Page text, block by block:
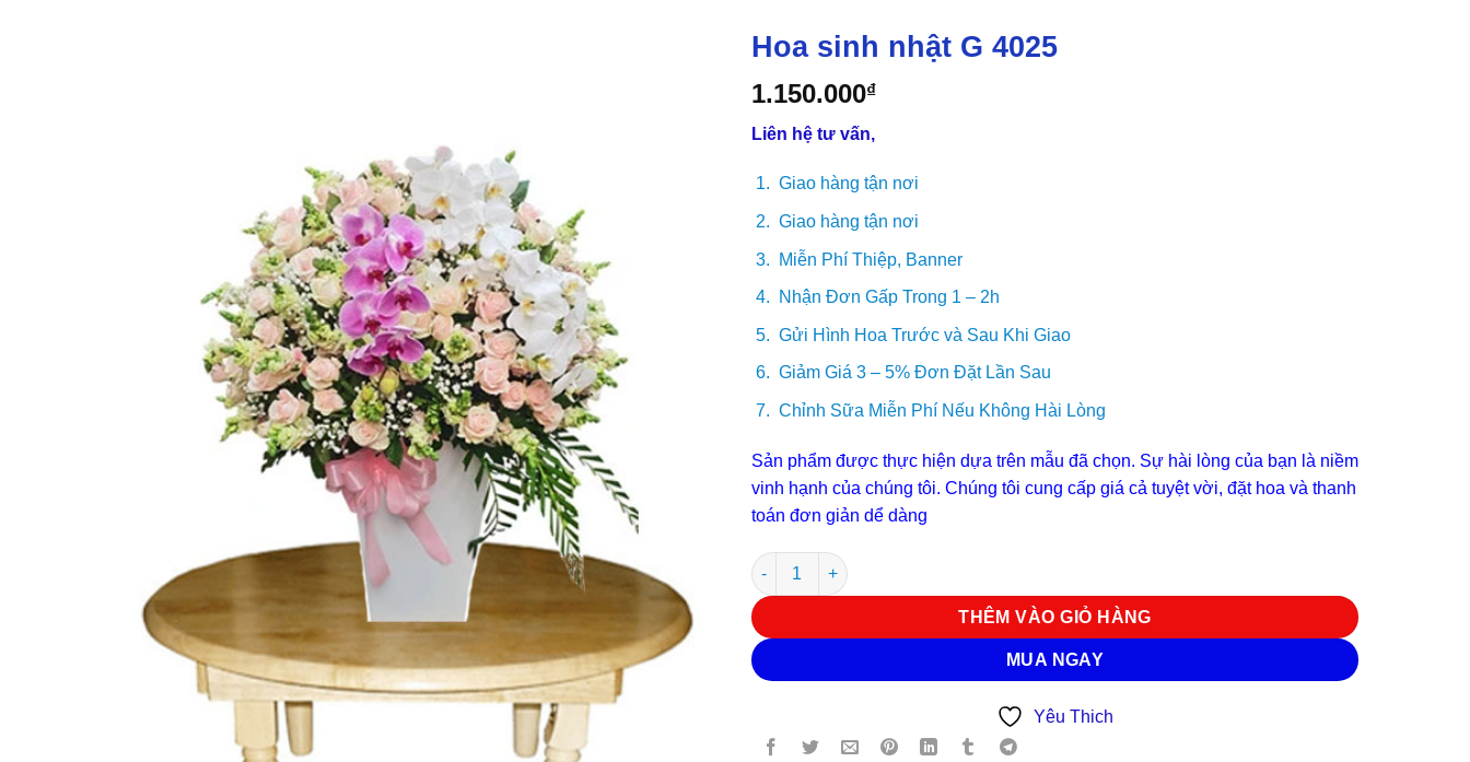
Hoa sinh nhật G 4025
1.150.000₫
Liên hệ tư vấn,
Giao hàng tận nơi
Giao hàng tận nơi
Miễn Phí Thiệp, Banner
Nhận Đơn Gấp Trong 1 – 2h
Gửi Hình Hoa Trước và Sau Khi Giao
Giảm Giá 3 – 5% Đơn Đặt Lần Sau
Chỉnh Sữa Miễn Phí Nếu Không Hài Lòng
Sản phẩm được thực hiện dựa trên mẫu đã chọn. Sự hài lòng của bạn là niềm
vinh hạnh của chúng tôi. Chúng tôi cung cấp giá cả tuyệt vời, đặt hoa và thanh
toán đơn giản dể dàng
Hoa sinh nhật G 4025 số lượng
THÊM VÀO GIỎ HÀNG
MUA NGAY
Yêu Thich